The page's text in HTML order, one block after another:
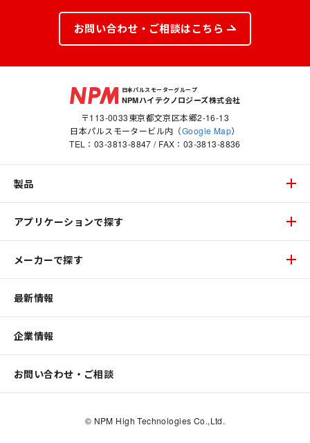
お問い合わせ・ご相談はこちら
日本パルスモーターグループ
NPMハイテクノロジーズ株式会社
〒113-0033東京都文京区本郷2-16-13
日本パルスモータービル内（Google Map）
TEL： 03-3813-8847 / FAX：03-3813-8836
製品
アプリケーションで探す
メーカーで探す
最新情報
企業情報
お問い合わせ・ご相談
© NPM High Technologies Co.,Ltd.